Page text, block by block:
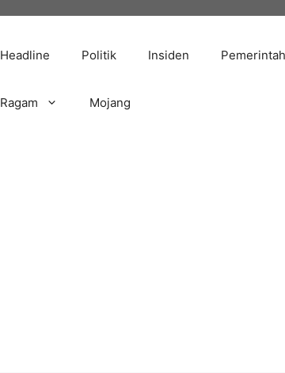
Headline Politik Insiden
Ragam Mojang